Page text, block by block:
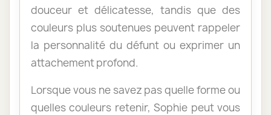
douceur et délicatesse, tandis que des
couleurs plus soutenues peuvent rappeler
la personnalité du défunt ou exprimer un
attachement profond.
Lorsque vous ne savez pas quelle forme ou
quelles couleurs retenir, Sophie peut vous